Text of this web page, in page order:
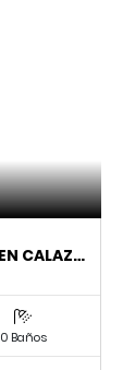
CALAZ…
0 Baños